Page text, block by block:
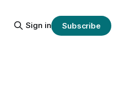
Sign in Subscribe